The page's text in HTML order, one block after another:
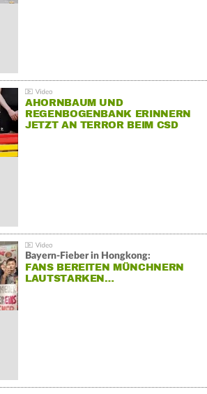
AHORNBAUM UND
REGENBOGENBANK ERINNERN
JETZT AN TERROR BEIM CSD
Bayern-Fieber in Hongkong:
FANS BEREITEN MÜNCHNERN
LAUTSTARKEN…